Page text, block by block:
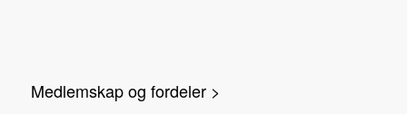
Medlemskap og fordeler >